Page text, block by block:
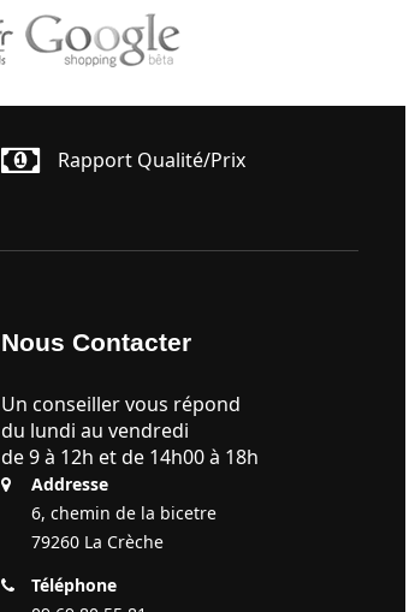
Rapport Qualité/prix
Nous Contacter
Un conseiller vous répond
du lundi au vendredi
de 9 à 12h et de 14h00 à 18h
Addresse
6, chemin de la bicetre
79260 La Crèche
Téléphone